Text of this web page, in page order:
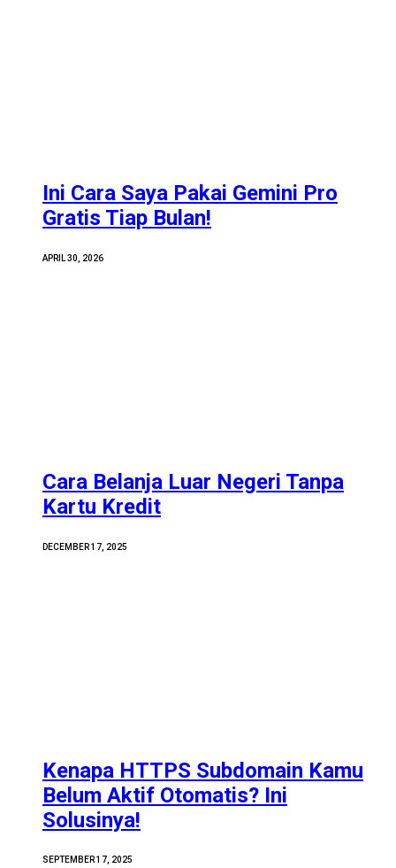
Ini Cara Saya Pakai Gemini Pro
Gratis Tiap Bulan!
APRIL 30, 2026
Cara Belanja Luar Negeri Tanpa
Kartu Kredit
DECEMBER 17, 2025
Kenapa HTTPS Subdomain Kamu
Belum Aktif Otomatis? Ini
Solusinya!
SEPTEMBER 17, 2025